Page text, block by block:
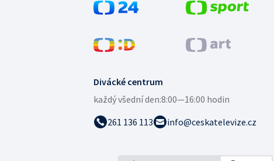
Divácké centrum
každý všední den:8:00—16:00 hodin
261 136 113
info@ceskatelevize.cz